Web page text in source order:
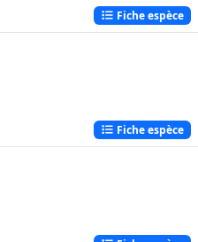
Fiche espèce
Fiche espèce